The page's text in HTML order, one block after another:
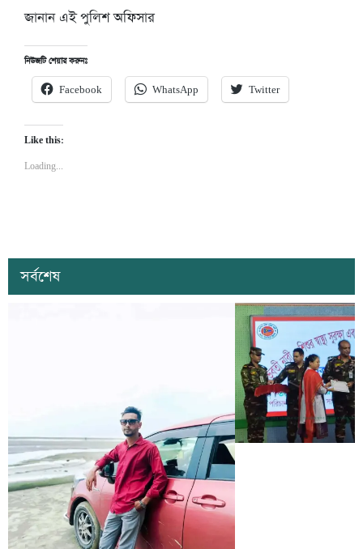
জানান এই পুলিশ অফিসার
নিউজটি শেয়ার করুনঃ
Facebook WhatsApp Twitter
Like this:
Loading...
সর্বশেষ